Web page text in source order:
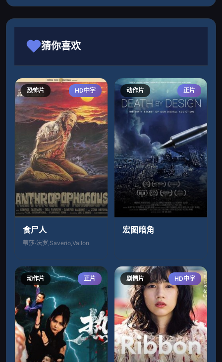
猜你喜欢
恐怖片 HD中字
食尸人
蒂莎·法罗,Saverio,Vallon
动作片 正片
宏图暗角
动作片 正片 剧情片 HD中字